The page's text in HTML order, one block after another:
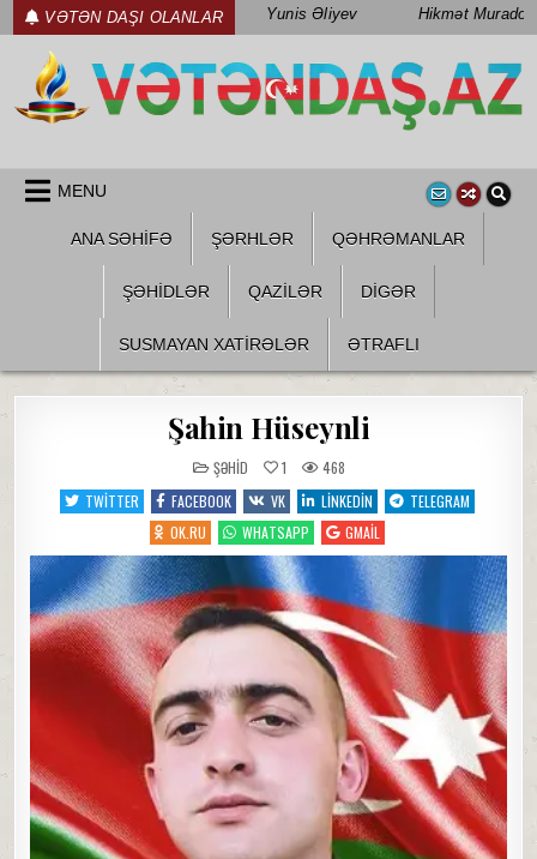
Skip
to
content
VƏTƏN DAŞI OLANLAR Yunis Əliyev Hikmət Muradov
MENU
ANA SƏHİFƏ ŞƏRHLƏR QƏHRƏMANLAR
ŞƏHIDLƏR QAZILƏR DIGƏR
SUSMAYAN XATİRƏLƏR ƏTRAFLI
Şahin Hüseynli
POSTED
IN
ŞƏHID 1
468
TWITTER
FACEBOOK VK LINKEDIN
TELEGRAM
OK.RU
WHATSAPP GMAIL